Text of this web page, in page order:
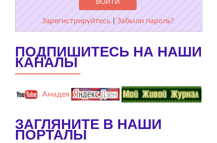
Зарегистрируйтесь |Забыли пароль?
ПОДПИШИТЕСЬ НА НАШИ
КАНАЛЫ
Амадея
ЗАГЛЯНИТЕ В НАШИ
ПОРТАЛЫ